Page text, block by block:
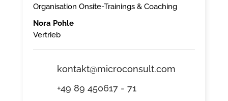
Organisation Onsite-Trainings & Coaching
Nora Pohle
Vertrieb
kontakt@microconsult.com
+49 89 450617 - 71